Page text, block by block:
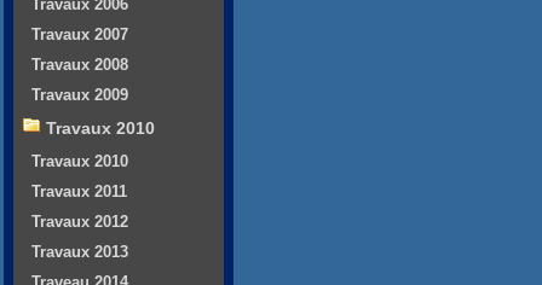
Travaux 2006
Travaux 2007
Travaux 2008
Travaux 2009
Travaux 2010
Travaux 2010
Travaux 2011
Travaux 2012
Travaux 2013